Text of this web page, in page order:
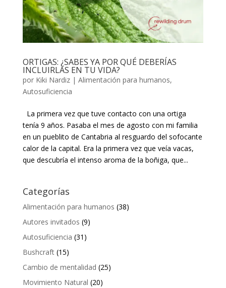
ORTIGAS: ¿SABES YA POR QUÉ DEBERÍAS
INCLUIRLAS EN TU VIDA?
por Kiki Nardiz| Alimentación para humanos,
Autosuficiencia
La primera vez que tuve contacto con una ortiga
tenía 9 años. Pasaba el mes de agosto con mi familia
en un pueblito de Cantabria al resguardo del sofocante
calor de la capital. Era la primera vez que veía vacas,
que descubría el intenso aroma de la boñiga, que...
Categorías
Alimentación para humanos (38)
Autores invitados (9)
Autosuficiencia (31)
Bushcraft(15)
Cambio de mentalidad (25)
Movimiento Natural (20)